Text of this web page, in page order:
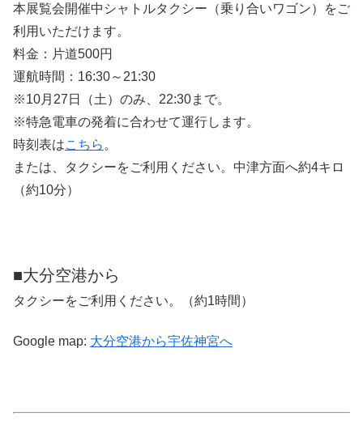
本展覧会開催中シャトルタクシー（乗り合いワゴン）をご
利用いただけます。
料金：片道500円
運航時間：16:30～21:30
※10月27日（土）のみ、22:30まで。
※特急電車の発着に合わせて運行します。
時刻表はこちら 。
または、タクシーをご利用ください。中津方面へ約4キロ
（約10分）
■大分空港から
タクシーをご利用ください。（約1時間）
Google map: 大分空港から宇佐神宮へ